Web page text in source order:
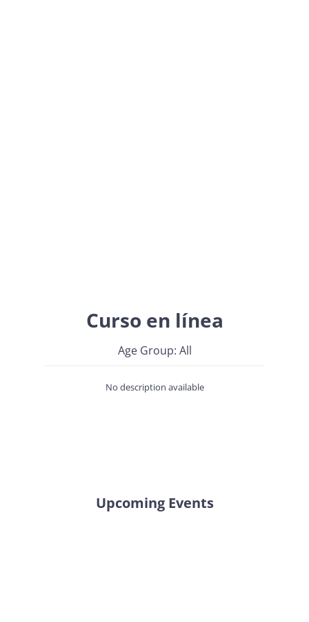
Curso en línea
Age Group: All
No description available
Upcoming Events